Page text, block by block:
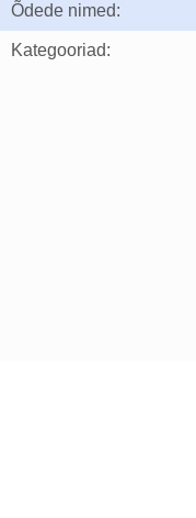
Õdede nimed:
Kategooriad: